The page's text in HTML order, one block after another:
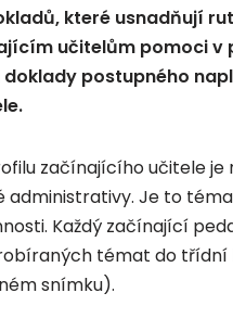
které usnadňují
učitelům pomoci
doklady postupného
začínajícího učitele je
administrativy. Je to
Každý začínající
témat do
snímku).